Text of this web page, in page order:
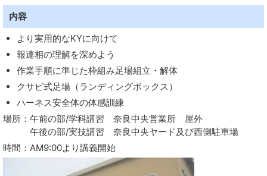
内容
より実用的なKYに向けて
報連相の理解を深めよう
作業手順に準じた枠組み足場組立・解体
クサビ式足場（ランディングボックス）
ハーネス安全体の体感訓練
場所：午前の部/学科講習 奈良中央営業所 屋外
午後の部/実技講習 奈良中央ヤード及び西側駐車場
時間：AM9:00より講義開始